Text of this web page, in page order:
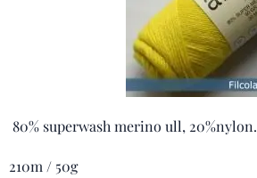
80% superwash merino ull, 20%nylon.
210m / 50g